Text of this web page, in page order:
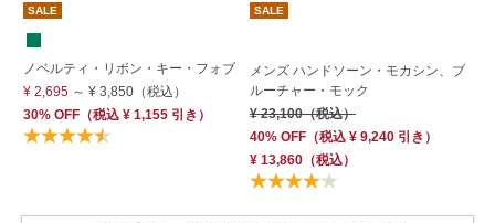
SALE
ノベルティ・リボン・キー・フォブ
¥ 2,695～ ¥ 3,850（税込）
30% OFF（税込 ¥ 1,155引き）
SALE
メンズ ハンドソーン・モカシン、ブ
ルーチャー・モック
¥ 23,100（税込）
40% OFF （税込 ¥ 9,240 引き）
¥ 13,860 （税込）